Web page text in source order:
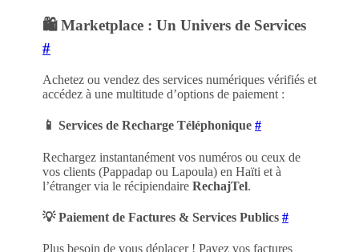
🛍️ Marketplace : Un Univers de Services
#
Achetez ou vendez des services numériques vérifiés et
accédez à une multitude d’options de paiement :
📱 Services de Recharge Téléphonique #
Rechargez instantanément vos numéros ou ceux de
vos clients (Pappadap ou Lapoula) en Haïti et à
l’étranger via le récipiendaire RechajTel.
💡 Paiement de Factures & Services Publics #
Plus besoin de vous déplacer ! Payez vos factures